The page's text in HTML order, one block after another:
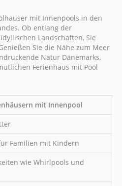
mit Innenpools in den
Ob entlang der
Landschaften, Sie
Sie die Nähe zum Meer
Natur Dänemarks,
Ferienhaus mit Pool
mit Innenpool
Familien mit Kindern
wie Whirlpools und